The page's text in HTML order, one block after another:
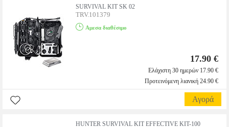
SURVIVAL KIT SK 02
TRV.101379
Αμεσα διαθέσιμο
17.90 €
Ελάχιστη 30 ημερών 17.90 €
Προτεινόμενη λιανική 24.90 €
Αγορά
HUNTER SURVIVAL KIT EFFECTIVE KIT-100